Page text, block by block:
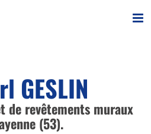
GESLIN
de revêtements muraux
(53).